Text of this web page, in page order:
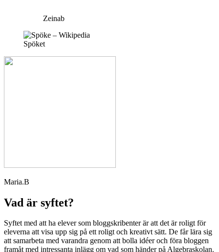
Zeinab
Spöket
Maria.B
Vad är syftet?
Syftet med att ha elever som bloggskribenter är att det är roligt för
eleverna att visa upp sig på ett roligt och kreativt sätt. De får lära sig
att samarbeta med varandra genom att bolla idéer och föra bloggen
framåt med intressanta inlägg om vad som händer på Algebraskolan.